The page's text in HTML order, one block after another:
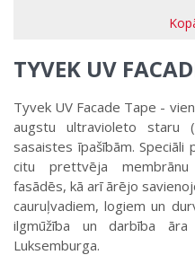
TYVEK UV
Tyvek UV Facade Tape -
augstu ultravioleto staru
sasaistes īpašībām.
citu prettvēja
fasādēs, kā arī ārējo
cauruļvadiem, logiem un
ilgmūžība un darbība āra
Luksemburga.